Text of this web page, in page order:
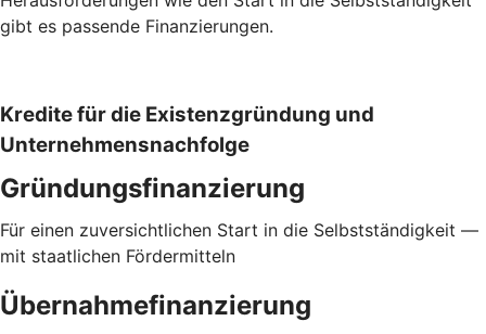
gibt es passende Finanzierungen.
Kredite für die Existenzgründung und
Unternehmensnachfolge
Gründungsfinanzierung
Für einen zuversichtlichen Start in die Selbstständigkeit —
mit staatlichen Fördermitteln
Übernahmefinanzierung